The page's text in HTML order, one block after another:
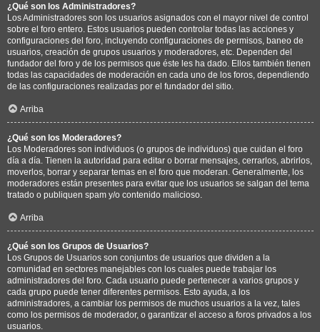
¿Qué son los Administradores?
Los Administradores son los usuarios asignados con el mayor nivel de control
sobre el foro entero. Estos usuarios pueden controlar todas las acciones y
configuraciones del foro, incluyendo configuraciones de permisos, baneo de
usuarios, creación de grupos usuarios y moderadores, etc. Dependen del
fundador del foro y de los permisos que éste les ha dado. Ellos también tienen
todas las capacidades de moderación en cada uno de los foros, dependiendo
de las configuraciones realizadas por el fundador del sitio.
Arriba
¿Qué son los Moderadores?
Los Moderadores son individuos (o grupos de individuos) que cuidan el foro
día a día. Tienen la autoridad para editar o borrar mensajes, cerrarlos, abrirlos,
moverlos, borrar y separar temas en el foro que moderan. Generalmente, los
moderadores están presentes para evitar que los usuarios se salgan del tema
tratado o publiquen spam y/o contenido malicioso.
Arriba
¿Qué son los Grupos de Usuarios?
Los Grupos de Usuarios son conjuntos de usuarios que dividen a la
comunidad en sectores manejables con los cuales puede trabajar los
administradores del foro. Cada usuario puede pertenecer a varios grupos y
cada grupo puede tener diferentes permisos. Esto ayuda, a los
administradores, a cambiar los permisos de muchos usuarios a la vez, tales
como los permisos de moderador, o garantizar el acceso a foros privados a los
usuarios.